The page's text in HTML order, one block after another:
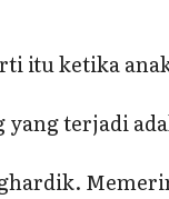
itu ketika
yang terjadi